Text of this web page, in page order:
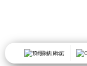
預約來店